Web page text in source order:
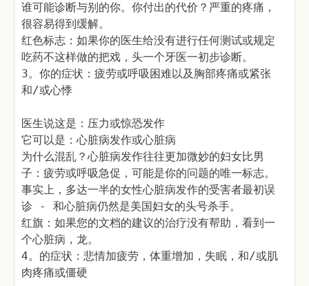
谁可能诊断与别的你。你付出的代价？严重的疼痛，
很容易得到缓解。
红色标志：如果你的医生给没有进行任何测试或规定
吃药不这样做的把戏，头一个牙医一初步诊断。
3。你的症状：疲劳或呼吸困难以及胸部疼痛或紧张
和/或心悸
医生说这是：压力或惊恐发作
它可以是：心脏病发作或心脏病
为什么混乱？心脏病发作往往更加微妙的妇女比男
子：疲劳或呼吸急促，可能是你的问题的唯一标志。
事实上，多达一半的女性心脏病发作的受害者最初误
诊 - 和心脏病仍然是美国妇女的头号杀手。
红旗：如果您的文档的建议的治疗没有帮助，看到一
个心脏病，龙。
4。的症状：悲情加疲劳，体重增加，失眠，和/或肌
肉疼痛或僵硬